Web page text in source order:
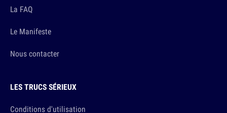
La FAQ
Le Manifeste
Nous contacter
LES TRUCS SÉRIEUX
Conditions d'utilisation